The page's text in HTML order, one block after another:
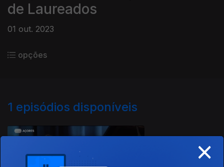
de Laureados
01 out. 2023
opções
1 episódios disponíveis
719363
×